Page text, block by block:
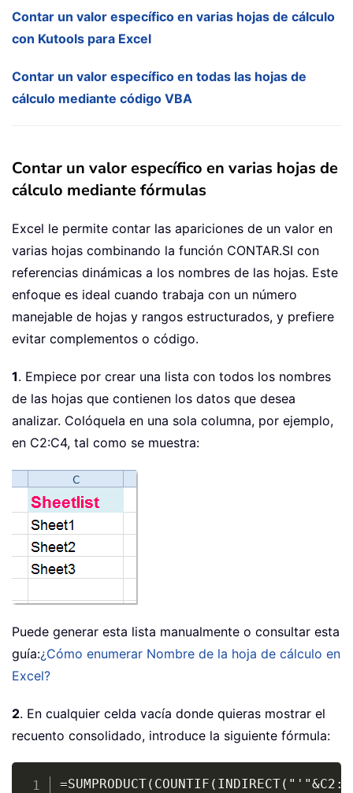
Contar un valor específico en varias hojas de cálculo
con Kutools para Excel
Contar un valor específico en todas las hojas de
cálculo mediante código VBA
Contar un valor específico en varias hojas de
cálculo mediante fórmulas
Excel le permite contar las apariciones de un valor en
varias hojas combinando la función CONTAR.SI con
referencias dinámicas a los nombres de las hojas. Este
enfoque es ideal cuando trabaja con un número
manejable de hojas y rangos estructurados, y prefiere
evitar complementos o código.
1. Empiece por crear una lista con todos los nombres
de las hojas que contienen los datos que desea
analizar. Colóquela en una sola columna, por ejemplo,
en C2:C4, tal como se muestra:
Puede generar esta lista manualmente o consultar esta
guía:¿Cómo enumerar Nombre de la hoja de cálculo en
Excel?
2. En cualquier celda vacía donde quieras mostrar el
recuento consolidado, introduce la siguiente fórmula:
Copy